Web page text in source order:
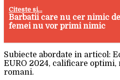
Citeste si...
Barbatii care nu cer nimic
femei nu vor primi nimic
Subiecte abordate in articol:
EURO 2024, calificare
romani.